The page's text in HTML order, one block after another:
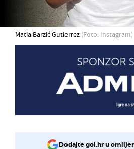
Matia Barzić Gutierrez (Foto: Instagram)
Dodajte gol.hr u